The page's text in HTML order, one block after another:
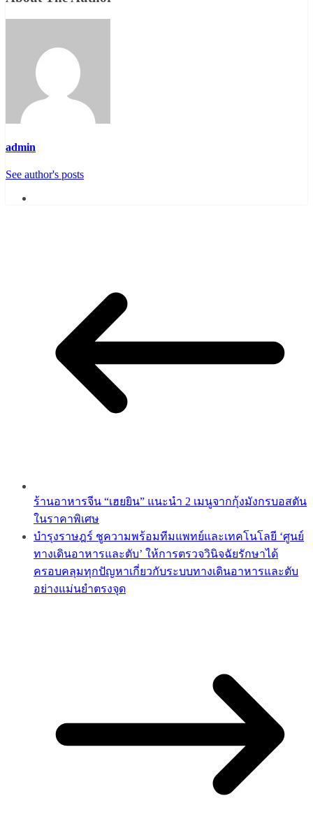
admin
See author's posts
ร้านอาหารจีน “เฮยยิน” แนะนำ 2 เมนูจากกุ้งมังกรบอสตัน
ในราคาพิเศษ
บำรุงราษฎร์ ชูความพร้อมทีมแพทย์และเทคโนโลยี ‘ศูนย์
ทางเดินอาหารและตับ’ ให้การตรวจวินิจฉัยรักษาได้
ครอบคลุมทุกปัญหาเกี่ยวกับระบบทางเดินอาหารและตับ
อย่างแม่นยำตรงจุด